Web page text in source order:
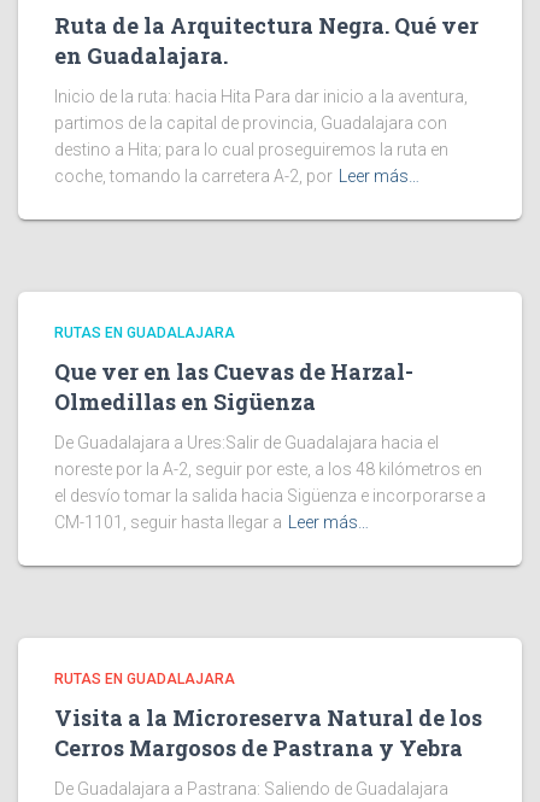
Ruta de la Arquitectura Negra. Qué ver
en Guadalajara.
Inicio de la ruta: hacia Hita Para dar inicio a la aventura,
partimos de la capital de provincia, Guadalajara con
destino a Hita; para lo cual proseguiremos la ruta en
coche, tomando la carretera A-2, por
Leer más…
RUTAS EN GUADALAJARA
Que ver en las Cuevas de Harzal-
Olmedillas en Sigüenza
De Guadalajara a Ures:Salir de Guadalajara hacia el
noreste por la A-2, seguir por este, a los 48 kilómetros en
el desvío tomar la salida hacia Sigüenza e incorporarse a
CM-1101, seguir hasta llegar a
Leer más…
RUTAS EN GUADALAJARA
Visita a la Microreserva Natural de los
Cerros Margosos de Pastrana y Yebra
De Guadalajara a Pastrana: Saliendo de Guadalajara